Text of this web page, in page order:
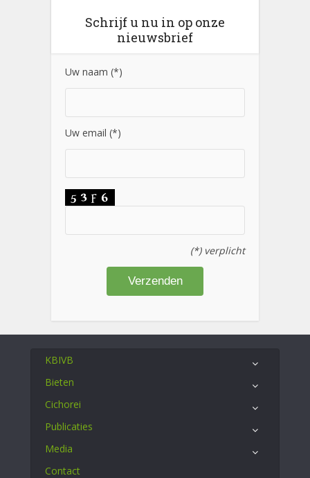
Schrijf u nu in op onze
nieuwsbrief
Uw naam (*)
Uw email (*)
(*) verplicht
KBIVB
Bieten
Cichorei
Publicaties
Media
Contact